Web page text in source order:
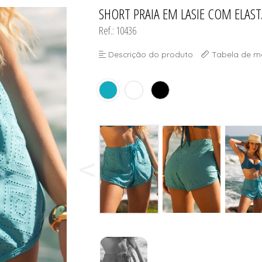
TODOS DE
TODOS DE MODA
TODOS DE PLUS
TODOS DE
SHORT PRAIA EM LASIE COM
Ref.: 10436
Descrição do produto Tabela de